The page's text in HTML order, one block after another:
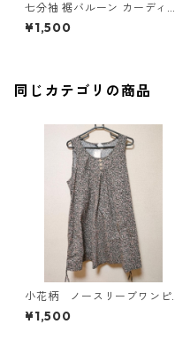
七分袖 裾バルーン カーディガ
ン L ライトイエロー ◆KIY-10
02◆
¥1,500
同じカテゴリの商品
小花柄 ノースリーブワンピ
ース ４Ｌ ブラック KAE-
4819
¥1,500